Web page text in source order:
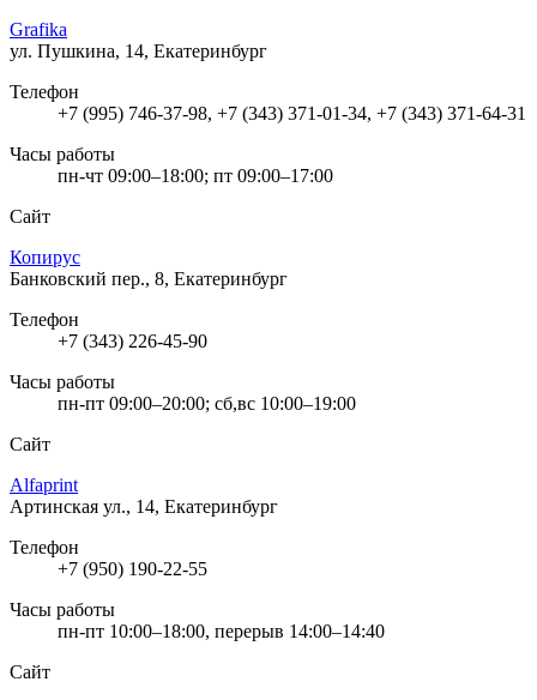
Grafika
ул. Пушкина, 14, Екатеринбург
Телефон
+7 (995) 746-37-98, +7 (343) 371-01-34, +7 (343) 371-64-31
Часы работы
пн-чт 09:00–18:00; пт 09:00–17:00
Сайт
Копирус
Банковский пер., 8, Екатеринбург
Телефон
+7 (343) 226-45-90
Часы работы
пн-пт 09:00–20:00; сб,вс 10:00–19:00
Сайт
Alfaprint
Артинская ул., 14, Екатеринбург
Телефон
+7 (950) 190-22-55
Часы работы
пн-пт 10:00–18:00, перерыв 14:00–14:40
Сайт